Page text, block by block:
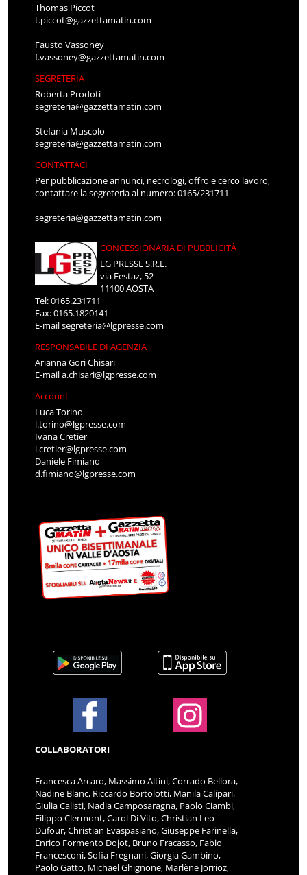
Thomas Piccot
t.piccot@gazzettamatin.com
Fausto Vassoney
f.vassoney@gazzettamatin.com
SEGRETERIA
Roberta Prodoti
segreteria@gazzettamatin.com
Stefania Muscolo
segreteria@gazzettamatin.com
CONTATTACI
Per pubblicazione annunci, necrologi, offro e cerco lavoro,
contattare la segreteria al numero: 0165/231711
segreteria@gazzettamatin.com
CONCESSIONARIA DI PUBBLICITÀ
LG PRESSE S.R.L.
via Festaz, 52
11100 AOSTA
Tel: 0165.231711
Fax: 0165.1820141
E-mailsegreteria@lgpresse.com
RESPONSABILE DI AGENZIA
Arianna Gori Chisari
E-maila.chisari@lgpresse.com
Account
Luca Torino
l.torino@lgpresse.com
Ivana Cretier
i.cretier@lgpresse.com
Daniele Fimiano
d.fimiano@lgpresse.com
COLLABORATORI
Francesca Arcaro, Massimo Altini, Corrado Bellora,
Nadine Blanc, Riccardo Bortolotti, Manila Calipari,
Giulia Calisti, Nadia Camposaragna, Paolo Ciambi,
Filippo Clermont, Carol Di Vito, Christian Leo
Dufour, Christian Evaspasiano, Giuseppe Farinella,
Enrico Formento Dojot, Bruno Fracasso, Fabio
Francesconi, Sofia Fregnani, Giorgia Gambino,
Paolo Gatto, Michael Ghignone, Marlène Jorrioz,